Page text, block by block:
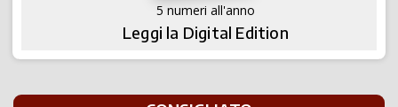
5 numeri all'anno
Leggi la Digital Edition